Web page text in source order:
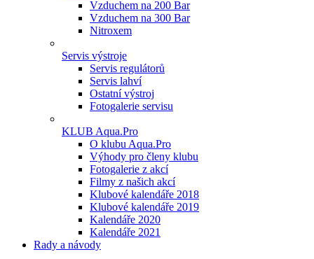
Vzduchem na 200 Bar
Vzduchem na 300 Bar
Nitroxem
Servis výstroje
Servis regulátorů
Servis lahví
Ostatní výstroj
Fotogalerie servisu
KLUB Aqua.Pro
O klubu Aqua.Pro
Výhody pro členy klubu
Fotogalerie z akcí
Filmy z našich akcí
Klubové kalendáře 2018
Klubové kalendáře 2019
Kalendáře 2020
Kalendáře 2021
Rady a návody